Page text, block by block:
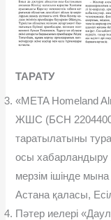
ТАРАТУ
«META Homeland
ЖШС (БСН
таратылатыны
осы хабарландыру
мерзім ішінде
Астана қаласы,
Пəтер иелері